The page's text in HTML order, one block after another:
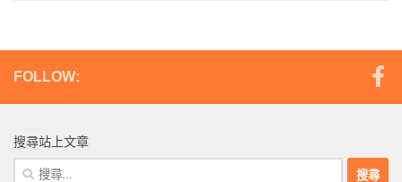
FOLLOW:
搜尋站上文章
搜